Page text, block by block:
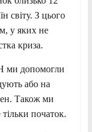
світу. З цього
у яких не
криза.
ми допомогли
або на
Також ми
початок.